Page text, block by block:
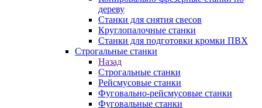
дереву
Станки для снятия свесов
Круглопалочные станки
Станки для подготовки кромки ПВХ
Строгальные станки
Назад
Строгальные станки
Рейсмусовые станки
Фуговально-рейсмусовые станки
Фуговальные станки